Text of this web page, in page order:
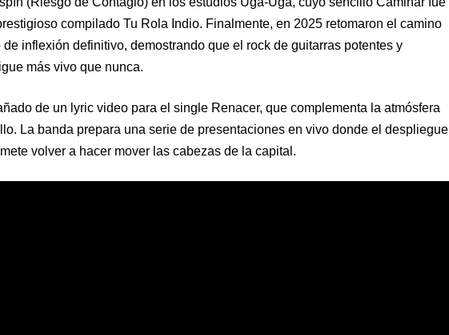
compilado Tu Rola Indio. Finalmente, en 2025 retomaron el camino
inflexión definitivo, demostrando que el rock de guitarras potentes y
más vivo que nunca.
de un lyric video para el single Renacer, que complementa la atmósfera
La banda prepara una serie de presentaciones en vivo donde el despliegue
volver a hacer mover las cabezas de la capital.